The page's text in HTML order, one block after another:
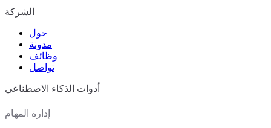
الشركة
حول
مدونة
وظائف
تواصل
أدوات الذكاء الاصطناعي
إدارة المهام